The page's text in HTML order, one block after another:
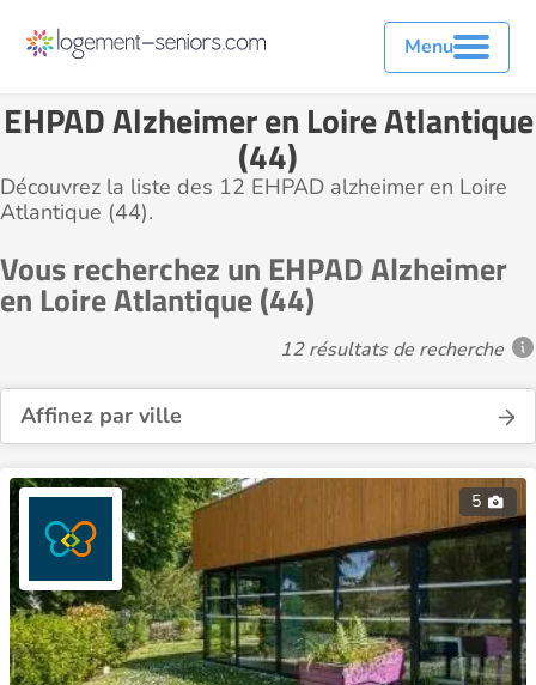
Menu
EHPAD Alzheimer en Loire Atlantique
(44)
Découvrez la liste des 12 EHPAD alzheimer en Loire
Atlantique (44).
Vous recherchez un EHPAD Alzheimer
en Loire Atlantique (44)
12 résultats de recherche
Affinez par ville
5